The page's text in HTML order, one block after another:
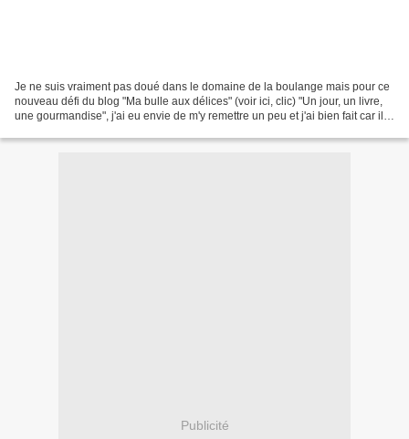
Je ne suis vraiment pas doué dans le domaine de la boulange mais pour ce
nouveau défi du blog "Ma bulle aux délices" (voir ici, clic) "Un jour, un livre,
une gourmandise", j'ai eu envie de m'y remettre un peu et j'ai bien fait car ils
Publicité